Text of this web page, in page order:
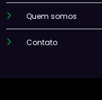
Quem somos
Contato